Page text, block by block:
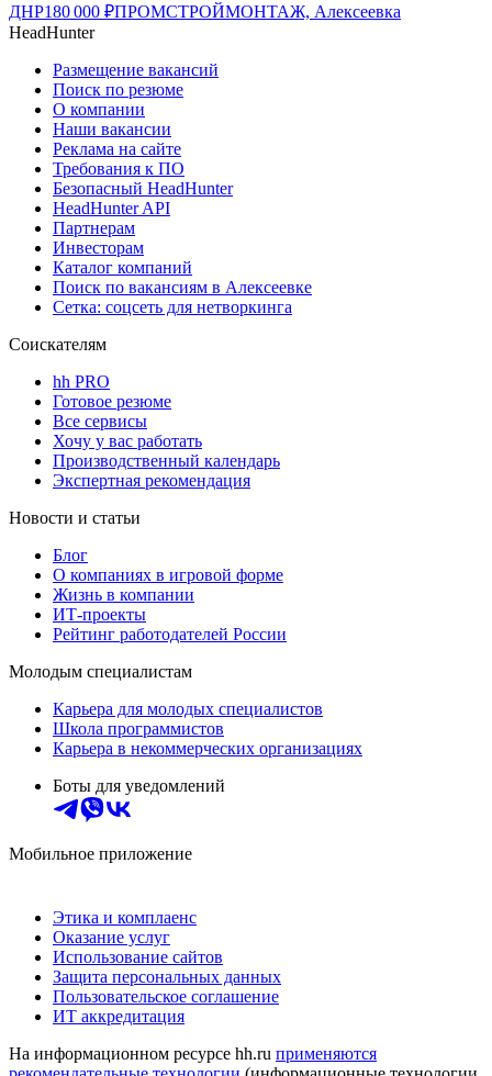
ДНР180 000 ₽ПРОМСТРОЙМОНТАЖ, Алексеевка
HeadHunter
Размещение вакансий
Поиск по резюме
О компании
Наши вакансии
Реклама на сайте
Требования к ПО
Безопасный HeadHunter
HeadHunter API
Партнерам
Инвесторам
Каталог компаний
Поиск по вакансиям в Алексеевке
Сетка: соцсеть для нетворкинга
Соискателям
hh PRO
Готовое резюме
Все сервисы
Хочу у вас работать
Производственный календарь
Экспертная рекомендация
Новости и статьи
Блог
О компаниях в игровой форме
Жизнь в компании
ИТ-проекты
Рейтинг работодателей России
Молодым специалистам
Карьера для молодых специалистов
Школа программистов
Карьера в некоммерческих организациях
Боты для уведомлений
Мобильное приложение
Этика и комплаенс
Оказание услуг
Использование сайтов
Защита персональных данных
Пользовательское соглашение
ИТ аккредитация
На информационном ресурсе hh.ru применяются